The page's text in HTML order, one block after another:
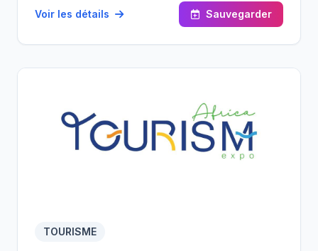
per la Cooperazione allo Sviluppo - AICS Tunisi
ARTICREA s’adresse aux artisans, groupements
Voir les détails Sauvegarder
TOURISME